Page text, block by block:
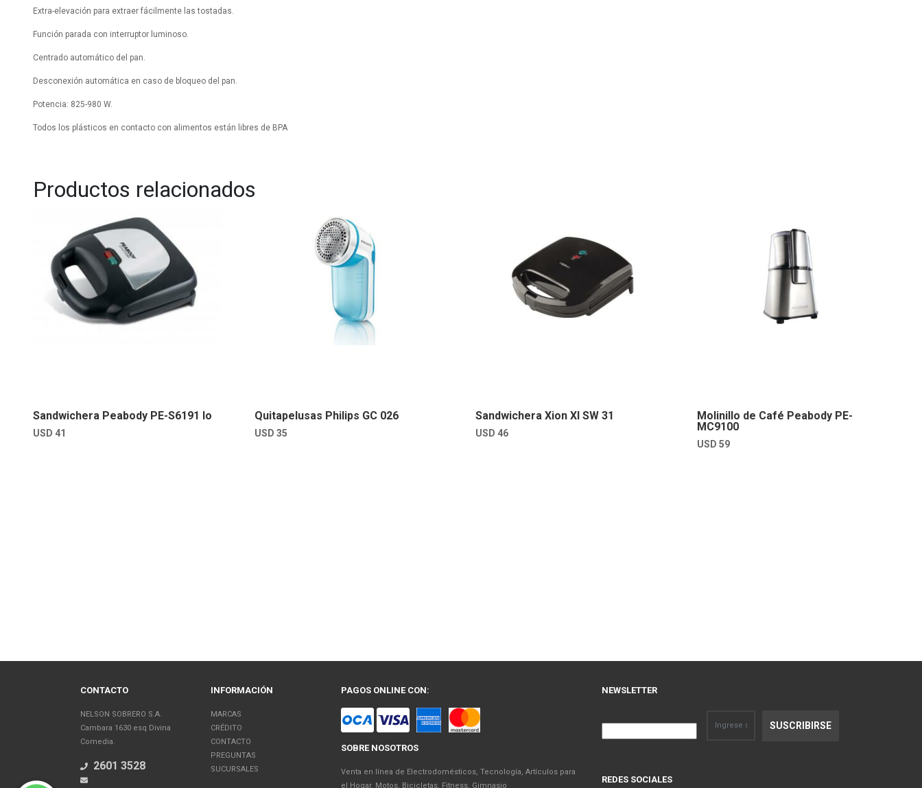
Extra-elevación para extraer fácilmente las tostadas.
Función parada con interruptor luminoso.
Centrado automático del pan.
Desconexión automática en caso de bloqueo del pan.
Potencia: 825-980 W.
Todos los plásticos en contacto con alimentos están libres de BPA
Productos relacionados
Sandwichera Peabody PE-S6191 lo
USD 41
Quitapelusas Philips GC 026
USD 35
Sandwichera Xion XI SW 31
USD 46
Molinillo de Café Peabody PE-
MC9100
USD 59
CONTACTO
NELSON SOBRERO S.A.
Cambara 1630 esq Divina
Comedia.
2601 3528
INFORMACIÓN
MARCAS
CRÉDITO
CONTACTO
PREGUNTAS
SUCURSALES
PAGOS ONLINE CON:
SOBRE NOSOTROS
Venta en línea de Electrodomésticos, Tecnología, Artículos para
el Hogar, Motos, Bicicletas, Fitness, Gimnasio
NEWSLETTER
REDES SOCIALES